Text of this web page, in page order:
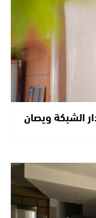
الشبكة ويصان